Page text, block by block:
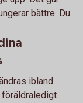
bättre. Du
ibland.
föräldraledigt